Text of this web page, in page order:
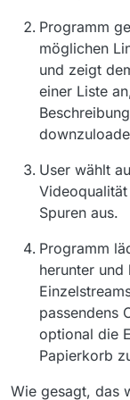
Programm
möglichen
und zeigt
einer Liste
User wählt
Spuren aus.
Programm
herunter
passendens
optional die
Papierkorb
Wie gesagt, das